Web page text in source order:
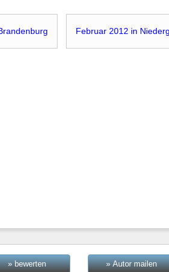
Februar 2012 in
» bewerten » Autor mailen